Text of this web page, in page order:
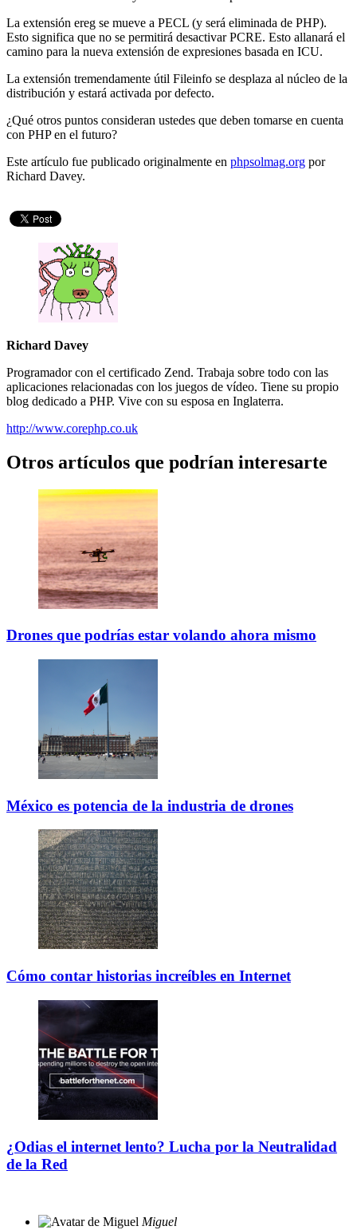
La extensión ereg se mueve a PECL (y será eliminada de PHP).
Esto significa que no se permitirá desactivar PCRE. Esto allanará el
camino para la nueva extensión de expresiones basada en ICU.
La extensión tremendamente útil Fileinfo se desplaza al núcleo de la
distribución y estará activada por defecto.
¿Qué otros puntos consideran ustedes que deben tomarse en cuenta
con PHP en el futuro?
Este artículo fue publicado originalmente en phpsolmag.org por
Richard Davey.
Richard Davey
Programador con el certificado Zend. Trabaja sobre todo con las
aplicaciones relacionadas con los juegos de vídeo. Tiene su propio
blog dedicado a PHP. Vive con su esposa en Inglaterra.
http://www.corephp.co.uk
Otros artículos que podrían interesarte
Drones que podrías estar volando ahora mismo
México es potencia de la industria de drones
Cómo contar historias increíbles en Internet
¿Odias el internet lento? Lucha por la Neutralidad
de la Red
Miguel